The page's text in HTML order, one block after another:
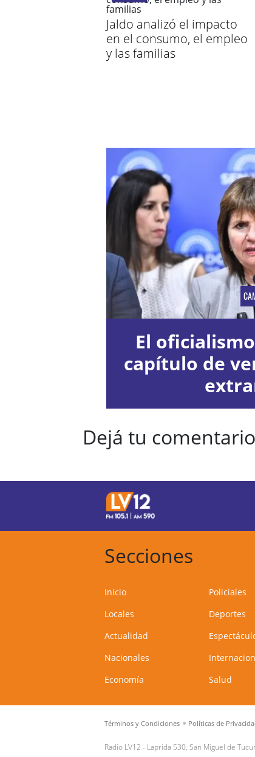
Jaldo analizó el impacto
en el consumo, el empleo
y las familias
El
capítulo de
Dejá tu comentario
Secciones
Inicio
Locales
Actualidad
Nacionales
Economía
Policiales
Deportes
Salud
Términos y Condiciones Políticas de
Radio LV12 - Laprida 530, San Miguel de